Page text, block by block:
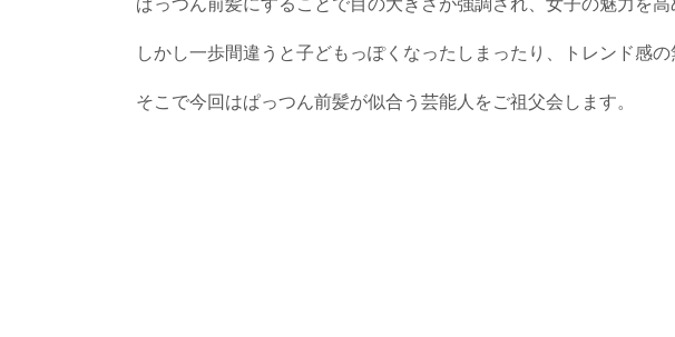
ぱっつん前髪にすることで目の大きさが強調され、女子の魅力を高
しかし一歩間違うと子どもっぽくなったしまったり、トレンド感
そこで今回はぱっつん前髪が似合う芸能人をご祖父会します。